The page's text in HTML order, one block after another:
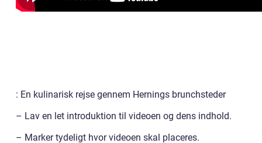
: En kulinarisk rejse gennem Hernings brunchsteder
– Lav en let introduktion til videoen og dens indhold.
– Marker tydeligt hvor videoen skal placeres.